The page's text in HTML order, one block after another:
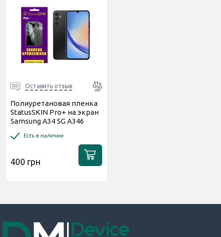
Оставить отзыв
Полиуретановая пленка
StatusSKIN Pro+ на экран
Samsung A34 5G A346
Есть в наличии
400 грн